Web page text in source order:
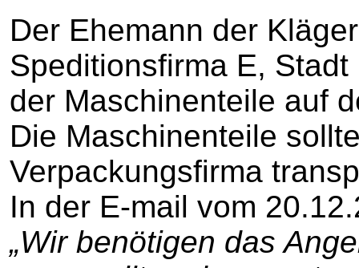
Der Ehemann der
Speditionsfirma E,
der Maschinenteile auf
Die Maschinenteile
Verpackungsfirma
In der E-mail vom
„Wir benötigen das